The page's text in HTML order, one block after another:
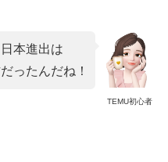
TEMU初心者
本進出は
ったんだね！